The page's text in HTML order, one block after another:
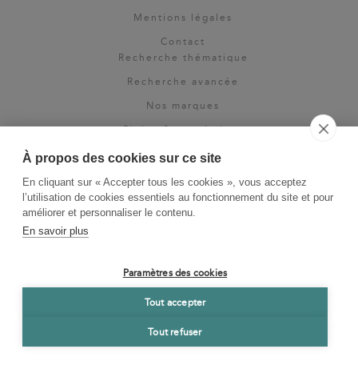
À propos des cookies sur ce site
En cliquant sur « Accepter tous les cookies », vous acceptez
l’utilisation de cookies essentiels au fonctionnement du site et pour
améliorer et personnaliser le contenu.
En savoir plus
Paramètres des cookies
Tout accepter
Tout refuser
Mentions légales
Contact
Recherche thématique
Recherche avancée
Nos marques
Rights & permissions
La Vie des Classiques
Le Blog